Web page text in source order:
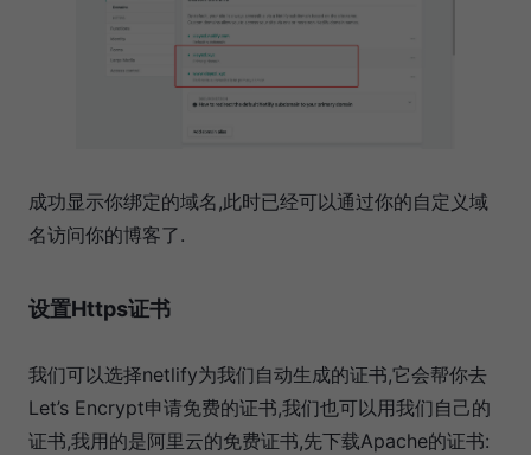
成功显示你绑定的域名,此时已经可以通过你的自定义域
名访问你的博客了.
设置Https证书
我们可以选择netlify为我们自动生成的证书,它会帮你去
Let’s Encrypt申请免费的证书,我们也可以用我们自己的
证书,我用的是阿里云的免费证书,先下载Apache的证书: